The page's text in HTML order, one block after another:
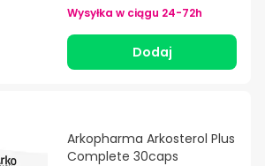
Wysyłka w ciągu 24-72h
Dodaj
Arkopharma Arkosterol Plus
Complete 30caps